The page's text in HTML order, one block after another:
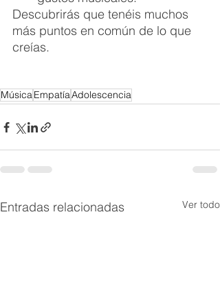
Descubrirás que tenéis muchos
más puntos en común de lo que
creías.
MúsicaEmpatíaAdolescencia
Entradas relacionadas Ver todo